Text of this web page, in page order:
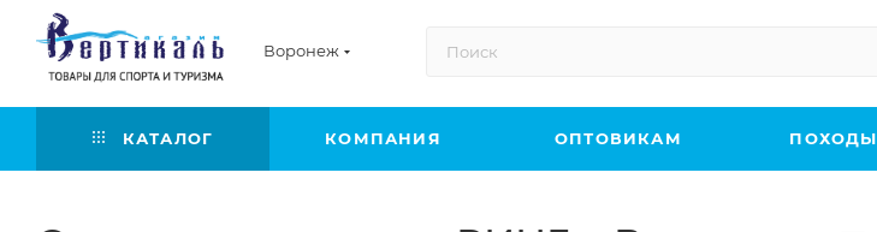
Воронеж
КАТАЛОГ КОМПАНИЯ ОПТОВИКАМ ПОХОДЫ